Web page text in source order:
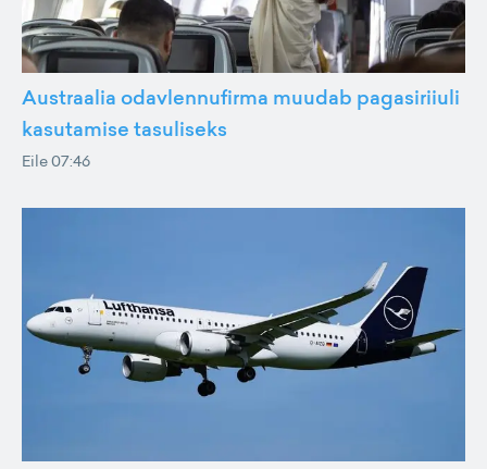
Austraalia odavlennufirma muudab pagasiriiuli
kasutamise tasuliseks
Eile 07:46